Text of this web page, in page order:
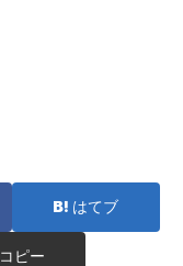
はてブ
コピー